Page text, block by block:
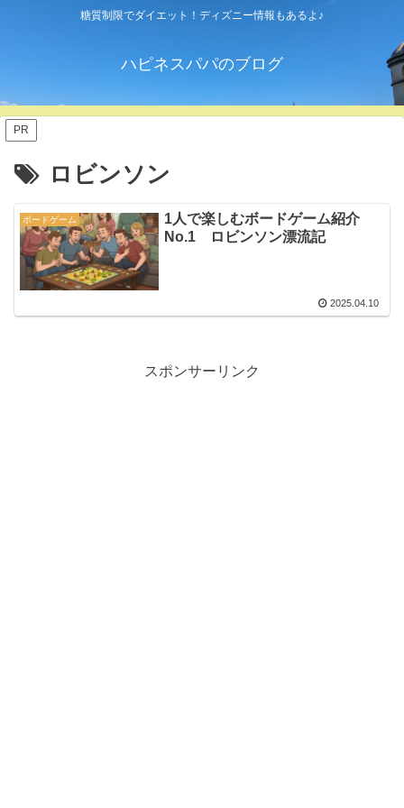
糖質制限でダイエット！ディズニー情報もあるよ♪
ハピネスパパのブログ
PR
ロビンソン
ボードゲーム
1人で楽しむボードゲーム紹介
No.1 ロビンソン漂流記
2025.04.10
スポンサーリンク